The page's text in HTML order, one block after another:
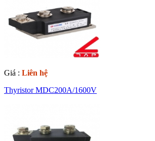
Giá : Liên hệ
Thyristor MDC200A/1600V